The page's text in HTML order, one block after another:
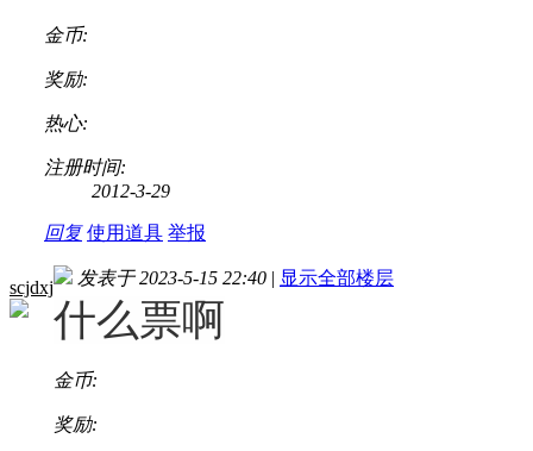
金币:
奖励:
热心:
注册时间:
2012-3-29
回复 使用道具 举报
scjdxj 发表于 2023-5-15 22:40 | 显示全部楼层
什么票啊
金币:
奖励: